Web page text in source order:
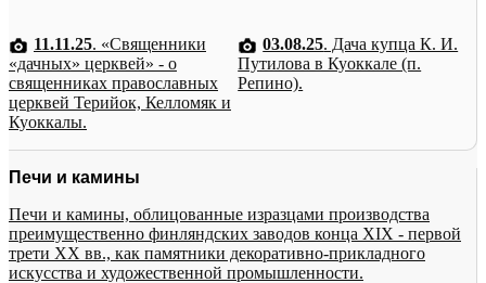
11.11.25. «Священники
«дачных» церквей» - о
священниках православных
церквей Терийок, Келломяк и
Куоккалы.
03.08.25. Дача купца К. И.
Путилова в Куоккале (п.
Репино).
Печи и камины
Печи и камины, облицованные изразцами производства
преимущественно финляндских заводов конца XIX - первой
трети XX вв., как памятники декоративно-прикладного
искусства и художественной промышленности.